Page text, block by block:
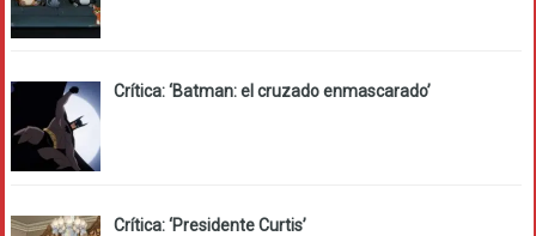
Crítica: ‘Batman: el cruzado enmascarado’
Crítica: ‘Presidente Curtis’